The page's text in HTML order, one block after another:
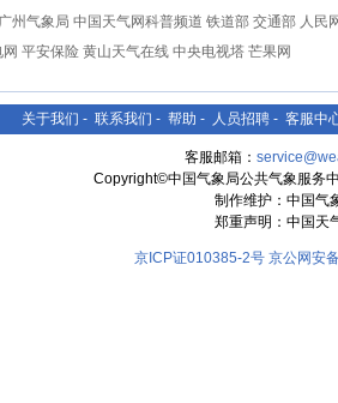
广州气象局 中国天气网科普频道 铁道部 交通部 人民
平安保险 黄山天气在线 中央电视塔 芒果网
关于我们 - 联系我们 - 帮助 - 人员招聘 - 客服中
客服邮箱：
Copyright©中国气象局公共气象服务
制作维护：中国气
郑重声明：中国天
京ICP证010385-2号 京公网安